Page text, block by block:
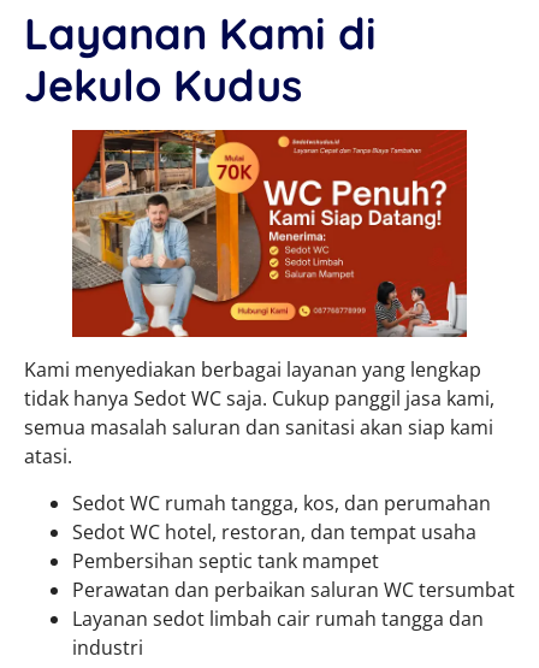
Layanan Kami di
Jekulo Kudus
Kami menyediakan berbagai layanan yang lengkap
tidak hanya Sedot WC saja. Cukup panggil jasa kami,
semua masalah saluran dan sanitasi akan siap kami
atasi.
Sedot WC rumah tangga, kos, dan perumahan
Sedot WC hotel, restoran, dan tempat usaha
Pembersihan septic tank mampet
Perawatan dan perbaikan saluran WC tersumbat
Layanan sedot limbah cair rumah tangga dan
industri